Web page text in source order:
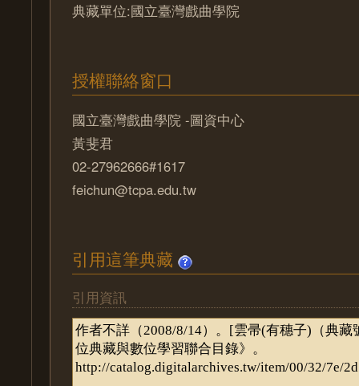
典藏單位:國立臺灣戲曲學院
授權聯絡窗口
國立臺灣戲曲學院 -圖資中心
黃斐君
02-27962666#1617
feichun@tcpa.edu.tw
引用這筆典藏
引用資訊